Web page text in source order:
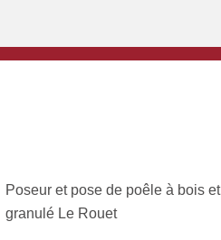
Poseur et pose de poêle à bois et
granulé Le Rouet